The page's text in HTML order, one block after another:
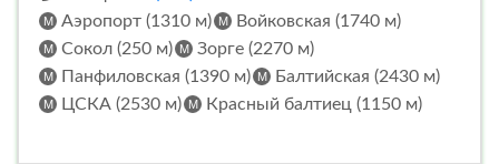
Аэропорт (1310 м)
Войковская (1740 м)
Сокол (250 м)
Зорге (2270 м)
Панфиловская (1390 м)
Балтийская (2430 м)
ЦСКА (2530 м)
Красный балтиец (1150 м)